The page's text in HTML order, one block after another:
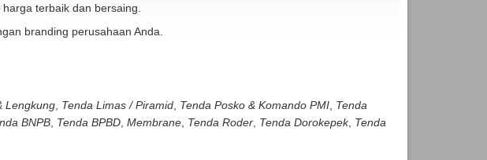
terbaik dan bersaing.
branding perusahaan Anda.
Lengkung, Tenda Limas / Piramid, Tenda Posko & Komando PMI, Tenda
BNPB, Tenda BPBD, Membrane, Tenda Roder, Tenda Dorokepek, Tenda